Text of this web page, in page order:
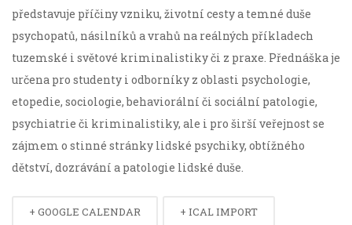
představuje příčiny vzniku, životní cesty a temné duše
psychopatů, násilníků a vrahů na reálných příkladech
tuzemské i světové kriminalistiky či z praxe. Přednáška je
určena pro studenty i odborníky z oblasti psychologie,
etopedie, sociologie, behaviorální či sociální patologie,
psychiatrie či kriminalistiky, ale i pro širší veřejnost se
zájmem o stinné stránky lidské psychiky, obtížného
dětství, dozrávání a patologie lidské duše.
+ GOOGLE CALENDAR + ICAL IMPORT